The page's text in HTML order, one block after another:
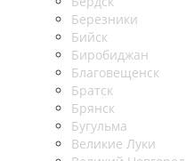
Березники
Бийск
Биробиджан
Благовещенск
Братск
Брянск
Бугульма
Великие Луки